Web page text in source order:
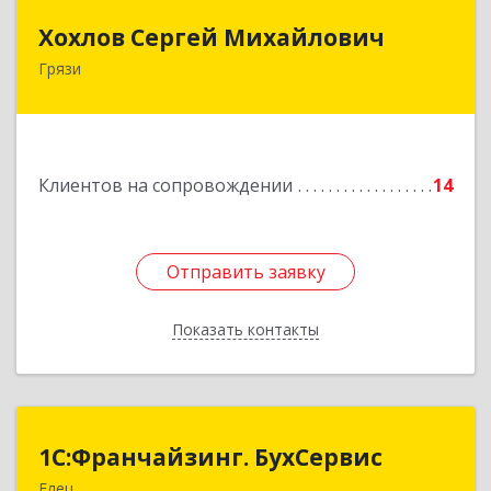
Хохлов Сергей Михайлович
Грязи
Клиентов на сопровождении 14
Отправить заявку
Показать контакты
Хохлов Сергей Михайлович
Отправить заявку
Назад
1С:Франчайзинг. БухСервис
1С:Франчайзинг. БухСервис